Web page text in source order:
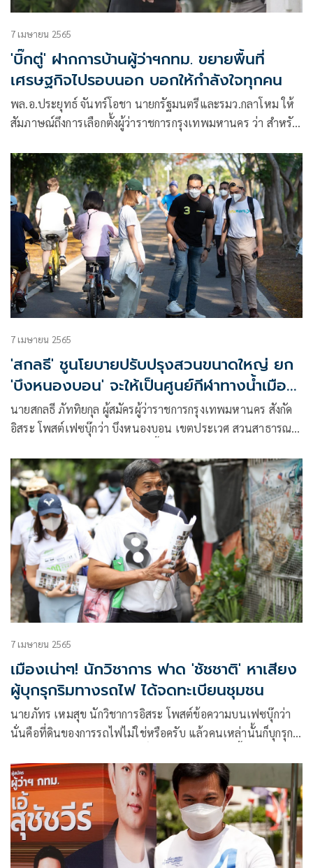
7 เมษายน 2565
'บิ๊กตู่' ฝากการบ้านผู้ว่าฯกทม. ขยายพื้นที่
เศรษฐกิจไปรอบนอก บอกให้กำลังใจทุกคน
พล.อ.ประยุทธ์ จันทร์โอชา นายกรัฐมนตรีและรมว.กลาโหม ให้
สัมภาษณ์ถึงการเลือกตั้งผู้ว่าราชการกรุงเทพมหานคร ว่า สำหรับ
ที่มีความสะอาด เป็นเมืองที่มีความเป็นระเบียบเรียบร้อย
7 เมษายน 2565
'สกลธี' ชูนโยบายปรับปรุงสวนขนาดใหญ่ ยก
'บึงหนองบอน' จะให้เป็นศูนย์กีฬาทางน้ำเมือง
กรุง
นายสกลธี ภัททิยกุล ผู้สมัครผู้ว่าราชการกรุงเทพมหานคร สังกัด
อิสระ โพสต์เฟซบุ๊กว่า บึงหนองบอน เขตประเวศ สวนสาธารณะ
5,000,000 ลบ.ม. ขนาด 600 กว่าไร่ของสำนักการระบายน้ำครับ
โดยมีพื้นที่เป็นบึงถึง 500 ไร่
7 เมษายน 2565
เมืองเน่าๆ! นักวิชาการ ฟาด 'ชัชชาติ' หาเสียง
ผู้บุกรุกริมทางรถไฟ ได้จดทะเบียนชุมชน
นายภัทร เหมสุข นักวิชาการอิสระ โพสต์ข้อความบนเฟซบุ๊กว่า
นั่นคือที่ดินของการรถไฟไม่ใช่หรือครับ แล้วคนเหล่านั้นก็บุกรุก
หน่วยงานอื่น